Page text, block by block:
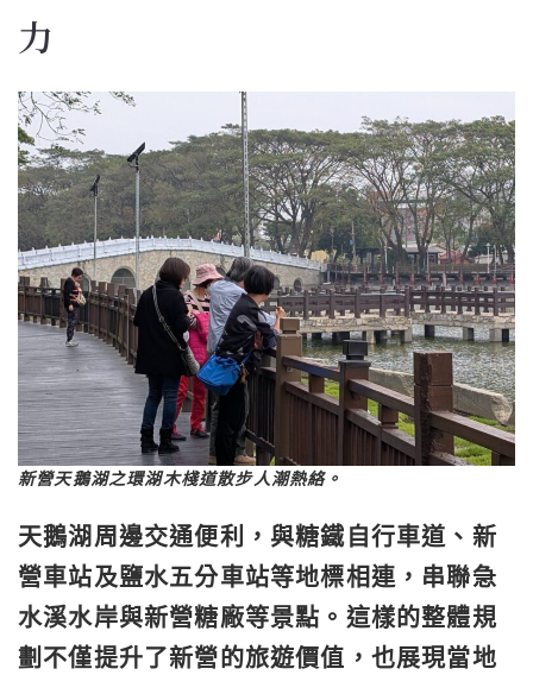
力
新營天鵝湖之環湖木棧道散步人潮熱絡。
天鵝湖周邊交通便利，與糖鐵自行車道、新
營車站及鹽水五分車站等地標相連，串聯急
水溪水岸與新營糖廠等景點。這樣的整體規
劃不僅提升了新營的旅遊價值，也展現當地